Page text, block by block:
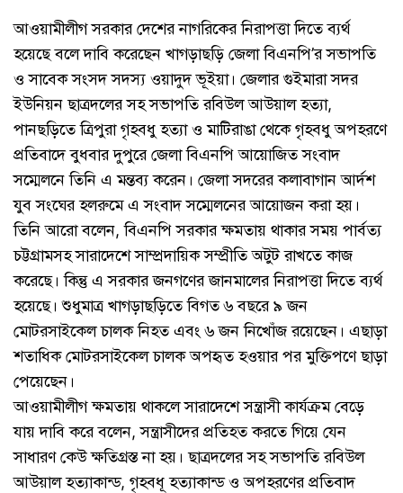
আওয়ামীলীগ সরকার দেশের নাগরিকের নিরাপত্তা দিতে ব্যর্থ
হয়েছে বলে দাবি করেছেন খাগড়াছড়ি জেলা বিএনপি’র সভাপতি
ও সাবেক সংসদ সদস্য ওয়াদুদ ভূইয়া। জেলার গুইমারা সদর
ইউনিয়ন ছাত্রদলের সহ সভাপতি রবিউল আউয়াল হত্যা,
পানছড়িতে ত্রিপুরা গৃহবধু হত্যা ও মাটিরাঙা থেকে গৃহবধু অপহরণে
প্রতিবাদে বুধবার দুপুরে জেলা বিএনপি আয়োজিত সংবাদ
সম্মেলনে তিনি এ মন্তব্য করেন। জেলা সদরের কলাবাগান আর্দশ
যুব সংঘের হলরুমে এ সংবাদ সম্মেলনের আয়োজন করা হয়।
তিনি আরো বলেন, বিএনপি সরকার ক্ষমতায় থাকার সময় পার্বত্য
চট্টগ্রামসহ সারাদেশে সাম্প্রদায়িক সম্প্রীতি অটুট রাখতে কাজ
করেছে। কিন্তু এ সরকার জনগণের জানমালের নিরাপত্তা দিতে ব্যর্থ
হয়েছে। শুধুমাত্র খাগড়াছড়িতে বিগত ৬ বছরে ৯ জন
মোটরসাইকেল চালক নিহত এবং ৬ জন নিখোঁজ রয়েছেন। এছাড়া
শতাধিক মোটরসাইকেল চালক অপহৃত হওয়ার পর মুক্তিপণে ছাড়া
পেয়েছেন।
আওয়ামীলীগ ক্ষমতায় থাকলে সারাদেশে সন্ত্রাসী কার্যক্রম বেড়ে
যায় দাবি করে বলেন, সন্ত্রাসীদের প্রতিহত করতে গিয়ে যেন
সাধারণ কেউ ক্ষতিগ্রস্ত না হয়। ছাত্রদলের সহ সভাপতি রবিউল
আউয়াল হত্যাকান্ড, গৃহবধূ হত্যাকান্ড ও অপহরণের প্রতিবাদ